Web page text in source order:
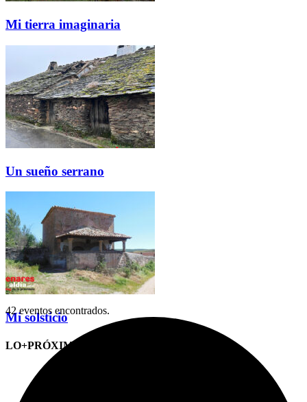
Mi tierra imaginaria
Un sueño serrano
Mi solsticio
LO+PRÓXIMO (CITAS)
42 eventos encontrados.